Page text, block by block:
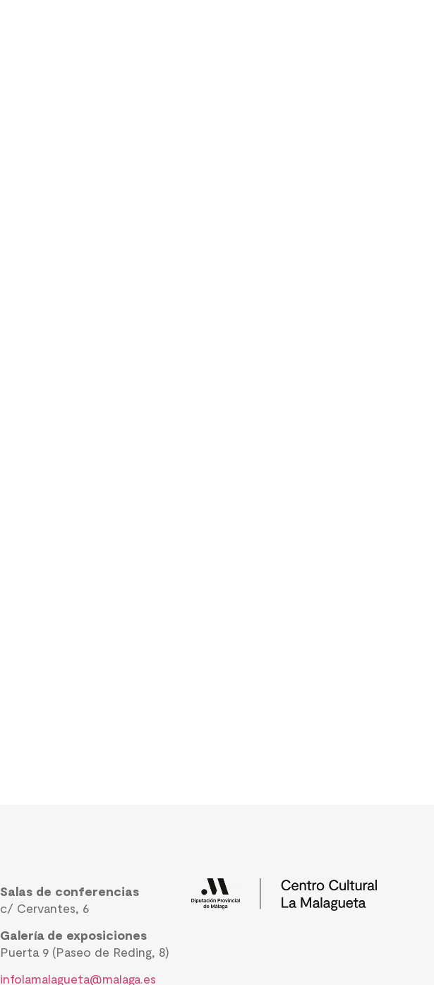
Salas de conferencias
c/ Cervantes, 6
Galería de exposiciones
Puerta 9 (Paseo de Reding, 8)
infolamalagueta@malaga.es